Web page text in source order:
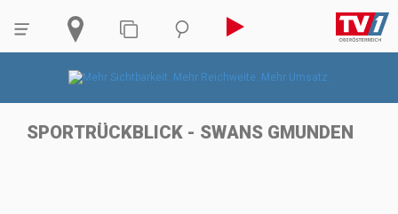
SPORTRÜCKBLICK - SWANS GMUNDEN